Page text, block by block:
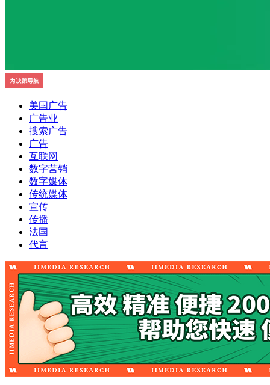
美国广告
广告业
搜索广告
广告
互联网
数字营销
数字媒体
传统媒体
宣传
传播
法国
代言